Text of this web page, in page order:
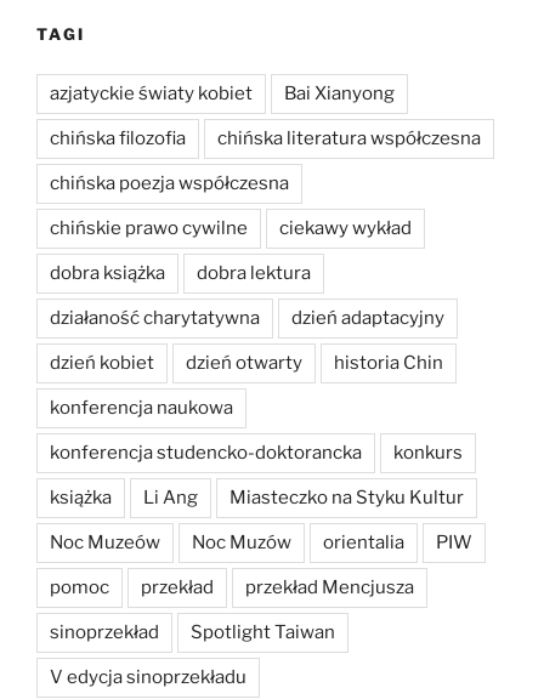
TAGI
azjatyckie światy kobiet Bai Xianyong
chińska filozofia chińska literatura współczesna
chińska poezja współczesna
chińskie prawo cywilne ciekawy wykład
dobra książka dobra lektura
działaność charytatywna dzień adaptacyjny
dzień kobiet dzień otwarty historia Chin
konferencja naukowa
konferencja studencko-doktorancka konkurs
książka Li Ang Miasteczko na Styku Kultur
Noc Muzeów Noc Muzów orientalia PIW
pomoc przekład przekład Mencjusza
sinoprzekład Spotlight Taiwan
V edycja sinoprzekładu